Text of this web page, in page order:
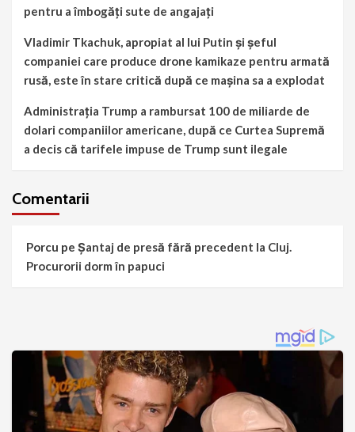
pentru a îmbogăți sute de angajați
Vladimir Tkachuk, apropiat al lui Putin și șeful
companiei care produce drone kamikaze pentru armată
rusă, este în stare critică după ce mașina sa a explodat
Administrația Trump a rambursat 100 de miliarde de
dolari companiilor americane, după ce Curtea Supremă
a decis că tarifele impuse de Trump sunt ilegale
Comentarii
Porcu pe Șantaj de presă fără precedent la Cluj.
Procurorii dorm în papuci